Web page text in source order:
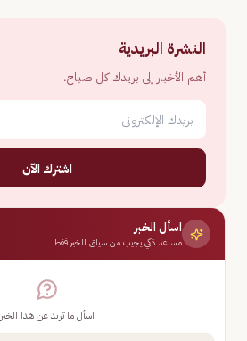
النشرة البريدية
أهم الأخبار إلى بريدك كل صباح.
اشترك الآن
اسأل الخبر
مساعد ذكي يجيب من سياق الخبر فقط
اسأل ما تريد عن هذا الخبر